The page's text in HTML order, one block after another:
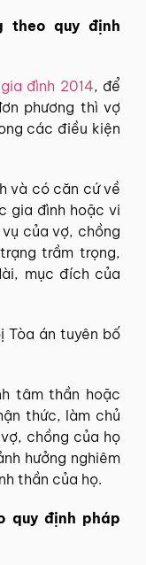
theo quy định
đình 2014, để
phương thì vợ
các điều kiện
và có căn cứ về
gia đình hoặc vi
của vợ, chồng
trầm trọng,
mục đích của
Tòa án tuyên bố
tâm thần hoặc
thức, làm chủ
chồng của họ
hưởng nghiêm
thần của họ.
quy định pháp